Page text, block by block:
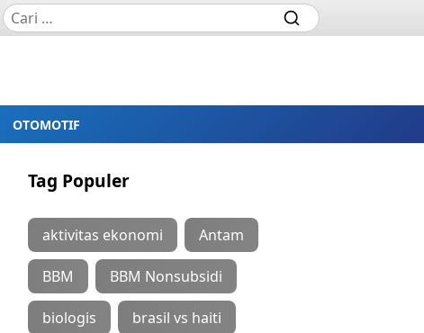
OTOMOTIF
Tag Populer
aktivitas ekonomi Antam
BBM BBM Nonsubsidi
biologis brasil vs haiti